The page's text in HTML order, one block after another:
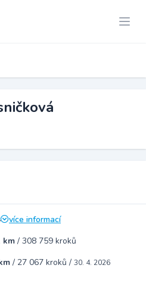
více informací
km / 308 759 kroků
/ 27 067 kroků / 30. 4. 2026